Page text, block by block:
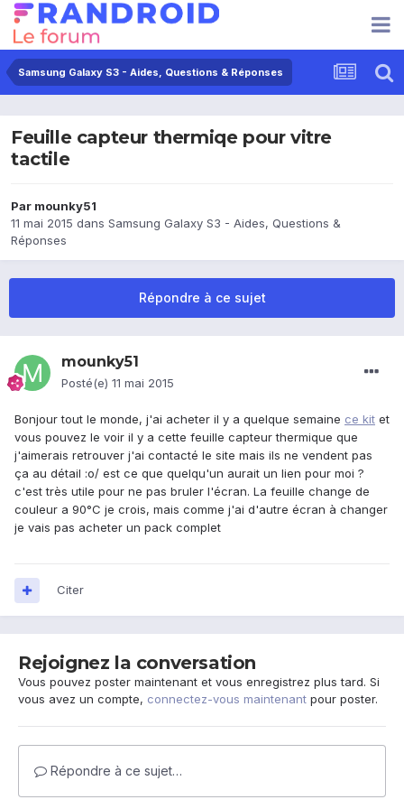
Samsung Galaxy S3 - Aides, Questions & Réponses
Feuille capteur thermiqe pour vitre
tactile
Par mounky51
11 mai 2015 dans Samsung Galaxy S3 - Aides, Questions &
Réponses
Répondre à ce sujet
mounky51
Posté(e) 11 mai 2015
Bonjour tout le monde, j'ai acheter il y a quelque semaine ce kit et
vous pouvez le voir il y a cette feuille capteur thermique que
j'aimerais retrouver j'ai contacté le site mais ils ne vendent pas
ça au détail :o/ est ce que quelqu'un aurait un lien pour moi ?
c'est très utile pour ne pas bruler l'écran. La feuille change de
couleur a 90°C je crois, mais comme j'ai d'autre écran à changer
je vais pas acheter un pack complet
Citer
Rejoignez la conversation
Vous pouvez poster maintenant et vous enregistrez plus tard. Si
vous avez un compte, connectez-vous maintenant pour poster.
Répondre à ce sujet…